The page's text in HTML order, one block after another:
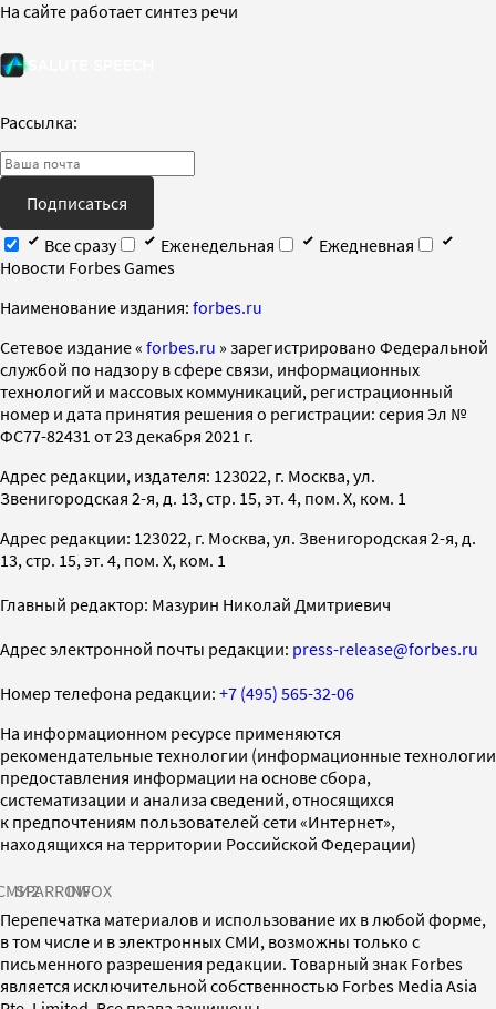
На сайте работает синтез речи
Рассылка:
Подписаться
Все сразу
Еженедельная
Ежедневная
Новости Forbes Games
Наименование издания: forbes.ru
Cетевое издание « forbes.ru » зарегистрировано Федеральной
службой по надзору в сфере связи, информационных
технологий и массовых коммуникаций, регистрационный
номер и дата принятия решения о регистрации: серия Эл №
ФС77-82431 от 23 декабря 2021 г.
Адрес редакции, издателя: 123022, г. Москва, ул.
Звенигородская 2-я, д. 13, стр. 15, эт. 4, пом. X, ком. 1
Адрес редакции: 123022, г. Москва, ул. Звенигородская 2-я, д.
13, стр. 15, эт. 4, пом. X, ком. 1
Главный редактор: Мазурин Николай Дмитриевич
Адрес электронной почты редакции: press-release@forbes.ru
Номер телефона редакции: +7 (495) 565-32-06
На информационном ресурсе применяются
рекомендательные технологии (информационные технологии
предоставления информации на основе сбора,
систематизации и анализа сведений, относящихся
к предпочтениям пользователей сети «Интернет»,
находящихся на территории Российской Федерации)
SPARROWINFOX
Перепечатка материалов и использование их в любой форме,
в том числе и в электронных СМИ, возможны только с
письменного разрешения редакции. Товарный знак Forbes
является исключительной собственностью Forbes Media Asia